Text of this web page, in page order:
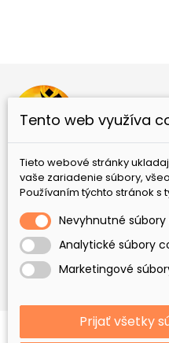
GAIA Ezoterika, s.r.o.
BratislavaSlovensko
+421 944 354 539
eshop@gaia-ezoterika.sk
Eshop vytvorila a spravuje
Tento web využíva
Tieto webové stránky
vaše zariadenie súbory,
Používaním týchto stránok s
Nevyhnutné súbory
Analytické súbory
Marketingové
Prijať všetky